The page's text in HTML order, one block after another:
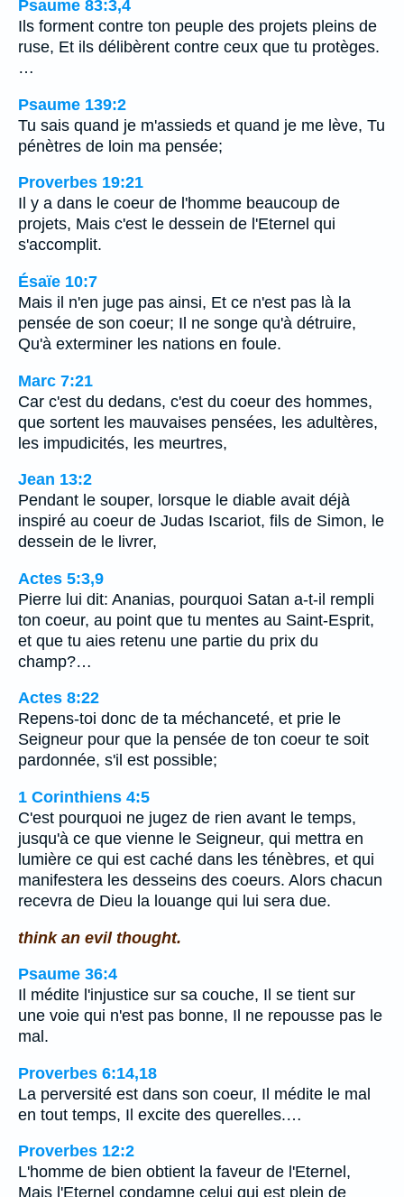
Psaume 83:3,4
Ils forment contre ton peuple des projets pleins de
ruse, Et ils délibèrent contre ceux que tu protèges.
…
Psaume 139:2
Tu sais quand je m'assieds et quand je me lève, Tu
pénètres de loin ma pensée;
Proverbes 19:21
Il y a dans le coeur de l'homme beaucoup de
projets, Mais c'est le dessein de l'Eternel qui
s'accomplit.
Ésaïe 10:7
Mais il n'en juge pas ainsi, Et ce n'est pas là la
pensée de son coeur; Il ne songe qu'à détruire,
Qu'à exterminer les nations en foule.
Marc 7:21
Car c'est du dedans, c'est du coeur des hommes,
que sortent les mauvaises pensées, les adultères,
les impudicités, les meurtres,
Jean 13:2
Pendant le souper, lorsque le diable avait déjà
inspiré au coeur de Judas Iscariot, fils de Simon, le
dessein de le livrer,
Actes 5:3,9
Pierre lui dit: Ananias, pourquoi Satan a-t-il rempli
ton coeur, au point que tu mentes au Saint-Esprit,
et que tu aies retenu une partie du prix du
champ?…
Actes 8:22
Repens-toi donc de ta méchanceté, et prie le
Seigneur pour que la pensée de ton coeur te soit
pardonnée, s'il est possible;
1 Corinthiens 4:5
C'est pourquoi ne jugez de rien avant le temps,
jusqu'à ce que vienne le Seigneur, qui mettra en
lumière ce qui est caché dans les ténèbres, et qui
manifestera les desseins des coeurs. Alors chacun
recevra de Dieu la louange qui lui sera due.
think an evil thought.
Psaume 36:4
Il médite l'injustice sur sa couche, Il se tient sur
une voie qui n'est pas bonne, Il ne repousse pas le
mal.
Proverbes 6:14,18
La perversité est dans son coeur, Il médite le mal
en tout temps, Il excite des querelles.…
Proverbes 12:2
L'homme de bien obtient la faveur de l'Eternel,
Mais l'Eternel condamne celui qui est plein de